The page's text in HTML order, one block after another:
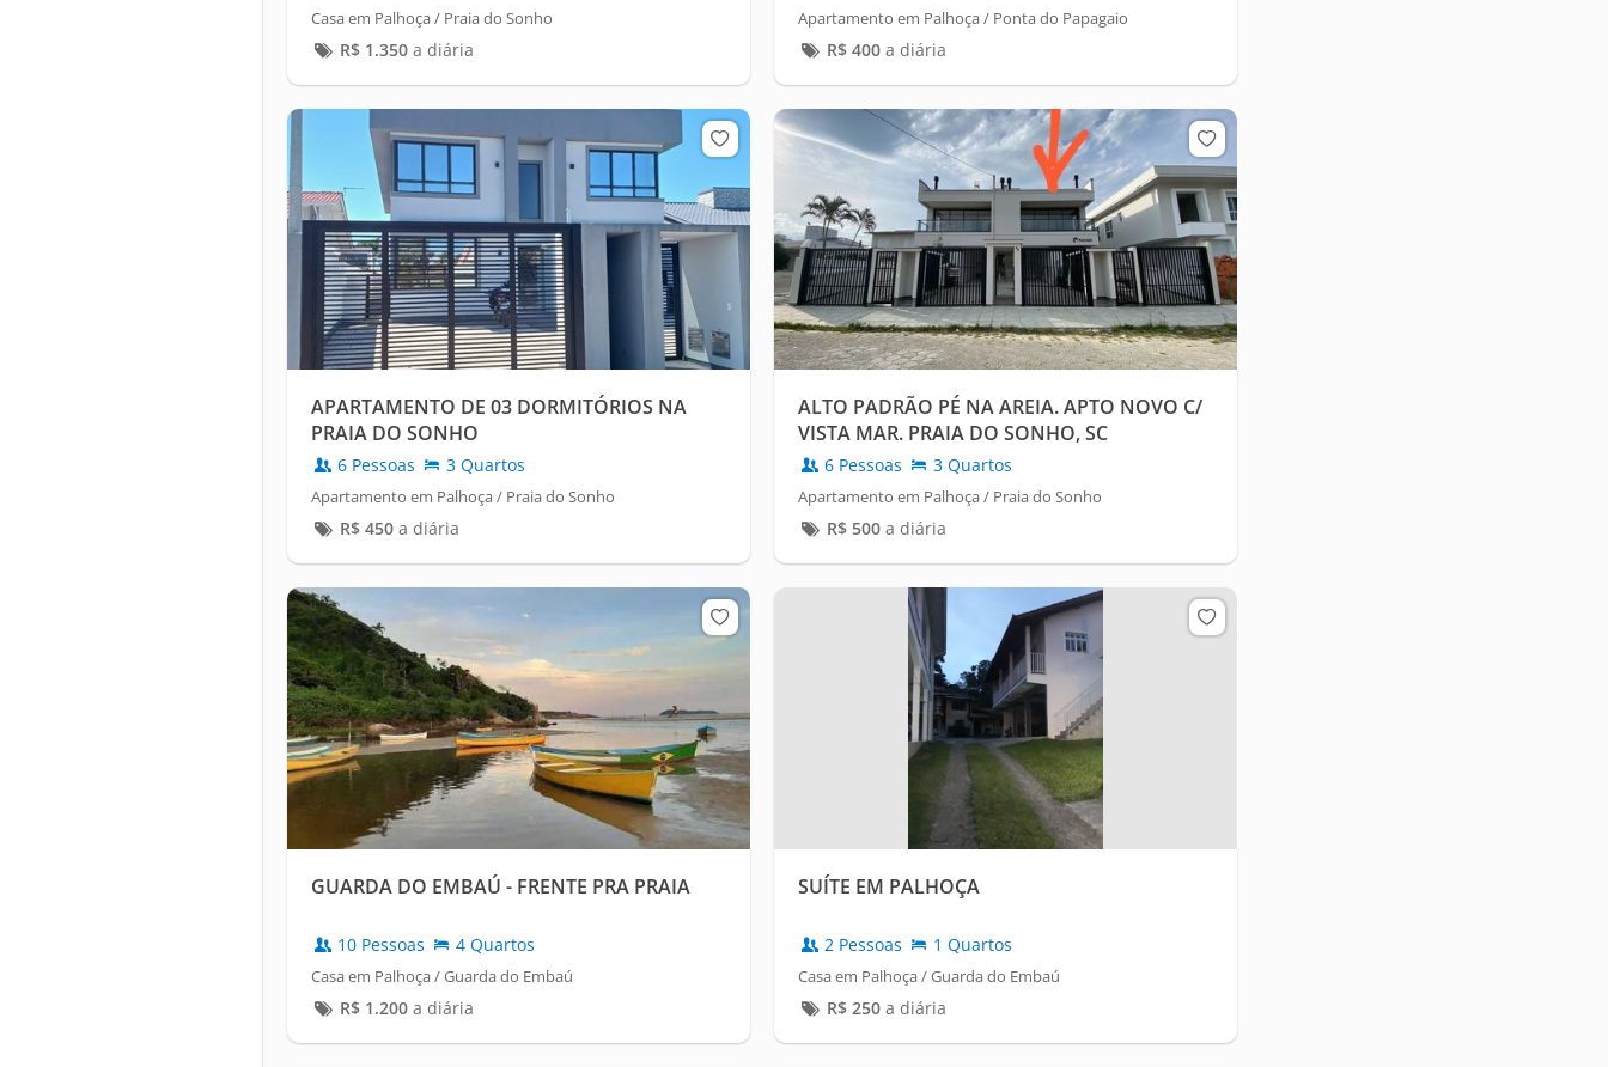
Casa em Palhoça / Praia do Sonho
R$ 1.350a diária
Apartamento em Palhoça / Ponta do Papagaio
R$ 400a diária
APARTAMENTO DE 03 DORMITÓRIOS NA
PRAIA DO SONHO
6 Pessoas 3 Quartos
Apartamento em Palhoça / Praia do Sonho
R$ 450a diária
ALTO PADRÃO PÉ NA AREIA. APTO NOVO C/
VISTA MAR. PRAIA DO SONHO, SC
6 Pessoas 3 Quartos
Apartamento em Palhoça / Praia do Sonho
R$ 500a diária
GUARDA DO EMBAÚ - FRENTE PRA PRAIA
10 Pessoas 4 Quartos
Casa em Palhoça / Guarda do Embaú
R$ 1.200a diária
SUÍTE EM PALHOÇA
2 Pessoas 1 Quartos
Casa em Palhoça / Guarda do Embaú
R$ 250a diária